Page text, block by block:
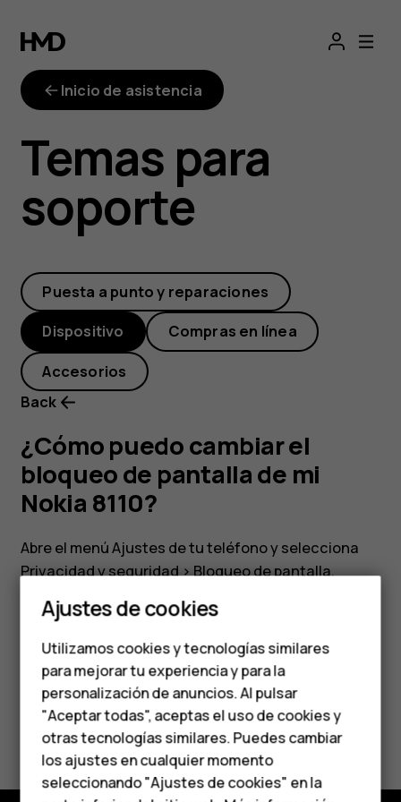
¿Cómo
puedo
cambiar
el
bloqueo
de
pantalla
de
mi
Nokia
8110?
Smartphones
Teléfonos clásicos
Teléfonos para
personas mayores
Accesorios
HMD Terra M
Para empresas
Inicio de asistencia
Temas para
soporte
Puesta a punto y reparaciones
Dispositivo Compras en línea
Accesorios
Back
¿Cómo puedo cambiar el
bloqueo de pantalla de mi
Nokia 8110?
Abre el menú Ajustes de tu teléfono y selecciona
Privacidad y seguridad>Bloqueo de pantalla.
¿Te ha parecido útil?
Sí No
Ajustes de cookies
Utilizamos cookies y tecnologías similares
para mejorar tu experiencia y para la
personalización de anuncios. Al pulsar
"Aceptar todas", aceptas el uso de cookies y
otras tecnologías similares. Puedes cambiar
los ajustes en cualquier momento
seleccionando "Ajustes de cookies" en la